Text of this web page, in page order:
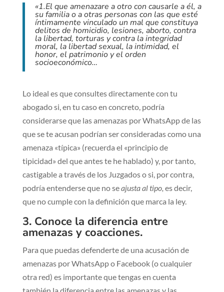
«1.El que amenazare a otro con causarle a él, a
su familia o a otras personas con las que esté
íntimamente vinculado un mal que constituya
delitos de homicidio, lesiones, aborto, contra
la libertad, torturas y contra la integridad
moral, la libertad sexual, la intimidad, el
honor, el patrimonio y el orden
socioeconómico…
Lo ideal es que consultes directamente con tu
abogado si, en tu caso en concreto, podría
considerarse que las amenazas por WhatsApp de las
que se te acusan podrían ser consideradas como una
amenaza «típica» (recuerda el «principio de
tipicidad» del que antes te he hablado) y, por tanto,
castigable a través de los Juzgados o si, por contra,
podría entenderse que no seajusta al tipo, es decir,
que no cumple con la definición que marca la ley.
3. Conoce la diferencia entre
amenazas y coacciones.
Para que puedas defenderte de una acusación de
amenazas por WhatsApp o Facebook (o cualquier
otra red) es importante que tengas en cuenta